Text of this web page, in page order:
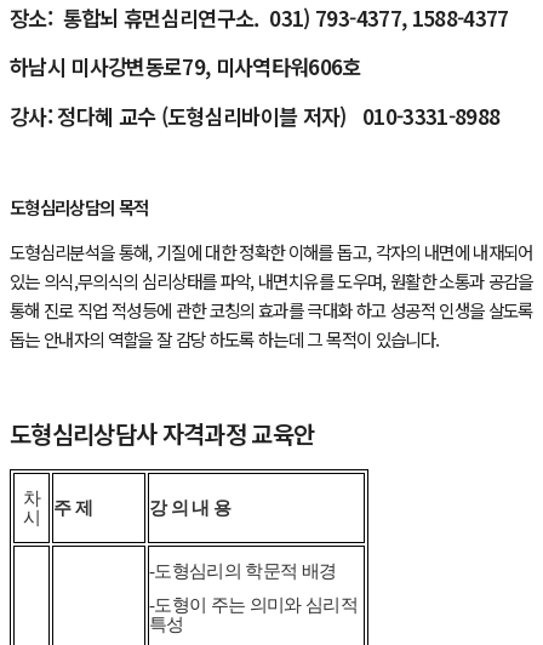
장소: 통합뇌 휴먼심리연구소. 031) 793-4377, 1588-4377
하남시 미사강변동로79, 미사역타워606호
강사: 정다혜 교수 (도형심리바이블 저자) 010-3331-8988
도형심리상담의 목적
도형심리분석을 통해, 기질에 대한 정확한 이해를 돕고, 각자의 내면에 내재되어
있는 의식,무의식의 심리상태를 파악, 내면치유를 도우며, 원활한 소통과 공감을
통해 진로 직업 적성등에 관한 코칭의 효과를 극대화 하고 성공적 인생을 살도록
돕는 안내자의 역할을 잘 감당 하도록 하는데 그 목적이 있습니다.
도형심리상담사 자격과정 교육안
차
시
주 제 강 의 내 용
-도형심리의 학문적 배경
-도형이 주는 의미와 심리적
특성